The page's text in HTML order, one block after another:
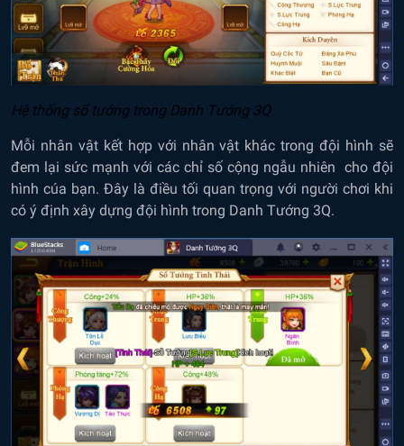
Hệ thống sổ tướng trong Danh Tướng 3Q
Mỗi nhân vật kết hợp với nhân vật khác trong đội hình sẽ
đem lại sức mạnh với các chỉ số cộng ngẫu nhiên cho đội
hình cúa bạn. Đây là điều tối quan trọng với người chơi khi
có ý định xây dựng đội hình trong Danh Tướng 3Q.